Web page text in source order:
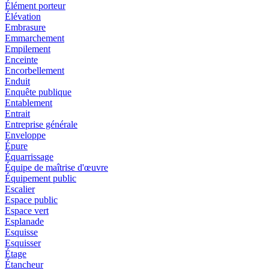
Élément porteur
Élévation
Embrasure
Emmarchement
Empilement
Enceinte
Encorbellement
Enduit
Enquête publique
Entablement
Entrait
Entreprise générale
Enveloppe
Épure
Équarrissage
Équipe de maîtrise d'œuvre
Équipement public
Escalier
Espace public
Espace vert
Esplanade
Esquisse
Esquisser
Étage
Étancheur